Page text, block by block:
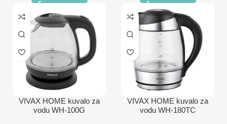
VIVAX HOME kuvalo za
vodu WH-100G
VIVAX HOME kuvalo za
vodu WH-180TC